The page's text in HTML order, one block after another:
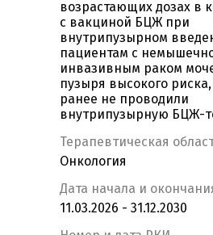
возрастающих дозах в
с вакциной БЦЖ при
внутрипузырном
пациентам с
инвазивным раком
пузыря высокого
ранее не проводили
внутрипузырную БЦЖ-
Терапевтическая
Онкология
Дата начала и
11.03.2026 - 31.12.2030